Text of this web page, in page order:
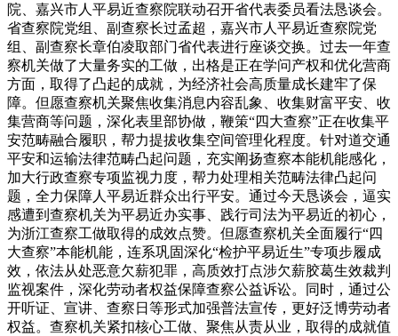
院、嘉兴市人平易近查察院联动召开省代表委员看法恳谈会。
省查察院党组、副查察长过孟超，嘉兴市人平易近查察院党
组、副查察长章伯凌取部门省代表进行座谈交换。过去一年查
察机关做了大量务实的工做，出格是正在学问产权和优化营商
方面，取得了凸起的成就，为经济社会高质量成长建牢了保
障。但愿查察机关聚焦收集消息内容乱象、收集财富平安、收
集营商等问题，深化表里部协做，鞭策“四大查察”正在收集平
安范畴融合履职，帮力提拔收集空间管理化程度。针对道交通
平安和运输法律范畴凸起问题，充实阐扬查察本能机能感化，
加大行政查察专项监视力度，帮力处理相关范畴法律凸起问
题，全力保障人平易近群众出行平安。通过今天恳谈会，逼实
感遭到查察机关为平易近办实事、践行司法为平易近的初心，
为浙江查察工做取得的成效点赞。但愿查察机关全面履行“四
大查察”本能机能，连系巩固深化“检护平易近生”专项步履成
效，依法从处恶意欠薪犯罪，高质效打点涉欠薪胶葛生效裁判
监视案件，深化劳动者权益保障查察公益诉讼。同时，通过公
开听证、宣讲、查察日等形式加强普法宣传，更好泛博劳动者
权益。查察机关紧扣核心工做、聚焦从责从业，取得的成就值